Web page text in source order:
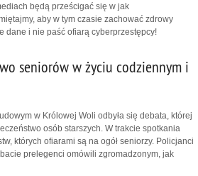
będą prześcigać się w jak
aby w tym czasie zachować zdrowy
dane i nie paść ofiarą cyberprzestępcy!
seniorów w życiu codziennym i
w Królowej Woli odbyła się debata, której
osób starszych. W trakcie spotkania
których ofiarami są na ogół seniorzy. Policjanci
prelegenci omówili zgromadzonym, jak